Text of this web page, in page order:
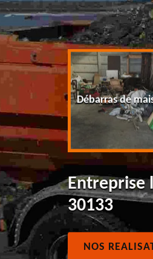
benne 30 Débarras de
Entreprise
30133
NOS